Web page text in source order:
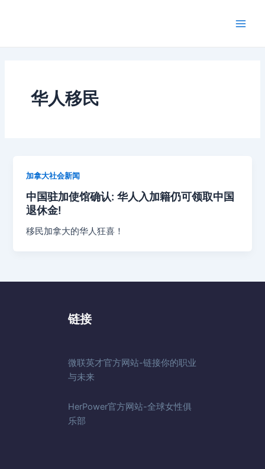
华人移民
加拿大社会新闻
中国驻加使馆确认: 华人入加籍仍可领取中国
退休金!
移民加拿大的华人狂喜！
链接
微联英才官方网站-链接你的职业
与未来
HerPower官方网站-全球女性俱
乐部